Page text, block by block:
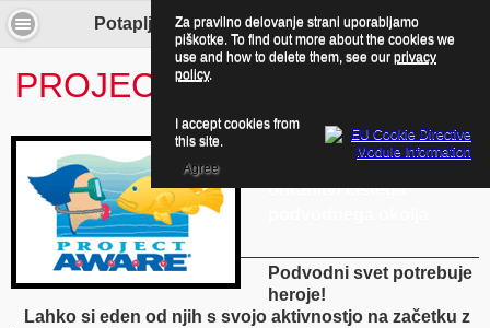
Potapljaj se z nami! - Project AWARE
PROJECT AWARE
Tečaj o osveščenosti in
ohranitvi čistega
Podvodni svet potrebuje
heroje!
Lahko si eden od njih s svojo aktivnostjo na začetku z
Za pravilno delovanje strani uporabljamo
piškotke. To find out more about the cookies we
use and how to delete them, see our privacy
policy.
I accept cookies from
this site.
Agree